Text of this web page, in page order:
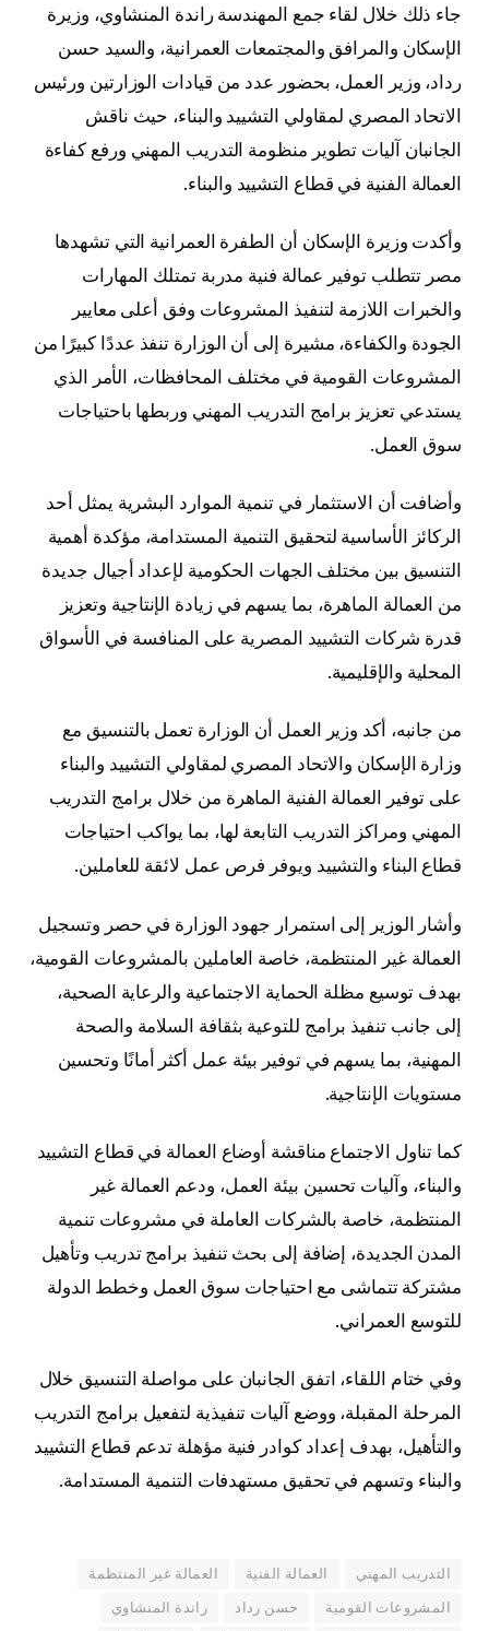
جاء ذلك خلال لقاء جمع المهندسة راندة المنشاوي، وزيرة
الإسكان والمرافق والمجتمعات العمرانية، والسيد حسن
رداد، وزير العمل، بحضور عدد من قيادات الوزارتين ورئيس
الاتحاد المصري لمقاولي التشييد والبناء، حيث ناقش
الجانبان آليات تطوير منظومة التدريب المهني ورفع كفاءة
العمالة الفنية في قطاع التشييد والبناء.
وأكدت وزيرة الإسكان أن الطفرة العمرانية التي تشهدها
مصر تتطلب توفير عمالة فنية مدربة تمتلك المهارات
والخبرات اللازمة لتنفيذ المشروعات وفق أعلى معايير
الجودة والكفاءة، مشيرة إلى أن الوزارة تنفذ عددًا كبيرًا من
المشروعات القومية في مختلف المحافظات، الأمر الذي
يستدعي تعزيز برامج التدريب المهني وربطها باحتياجات
سوق العمل.
وأضافت أن الاستثمار في تنمية الموارد البشرية يمثل أحد
الركائز الأساسية لتحقيق التنمية المستدامة، مؤكدة أهمية
التنسيق بين مختلف الجهات الحكومية لإعداد أجيال جديدة
من العمالة الماهرة، بما يسهم في زيادة الإنتاجية وتعزيز
قدرة شركات التشييد المصرية على المنافسة في الأسواق
المحلية والإقليمية.
من جانبه، أكد وزير العمل أن الوزارة تعمل بالتنسيق مع
وزارة الإسكان والاتحاد المصري لمقاولي التشييد والبناء
على توفير العمالة الفنية الماهرة من خلال برامج التدريب
المهني ومراكز التدريب التابعة لها، بما يواكب احتياجات
قطاع البناء والتشييد ويوفر فرص عمل لائقة للعاملين.
وأشار الوزير إلى استمرار جهود الوزارة في حصر وتسجيل
العمالة غير المنتظمة، خاصة العاملين بالمشروعات القومية،
بهدف توسيع مظلة الحماية الاجتماعية والرعاية الصحية،
إلى جانب تنفيذ برامج للتوعية بثقافة السلامة والصحة
المهنية، بما يسهم في توفير بيئة عمل أكثر أمانًا وتحسين
مستويات الإنتاجية.
كما تناول الاجتماع مناقشة أوضاع العمالة في قطاع التشييد
والبناء، وآليات تحسين بيئة العمل، ودعم العمالة غير
المنتظمة، خاصة بالشركات العاملة في مشروعات تنمية
المدن الجديدة، إضافة إلى بحث تنفيذ برامج تدريب وتأهيل
مشتركة تتماشى مع احتياجات سوق العمل وخطط الدولة
للتوسع العمراني.
وفي ختام اللقاء، اتفق الجانبان على مواصلة التنسيق خلال
المرحلة المقبلة، ووضع آليات تنفيذية لتفعيل برامج التدريب
والتأهيل، بهدف إعداد كوادر فنية مؤهلة تدعم قطاع التشييد
والبناء وتسهم في تحقيق مستهدفات التنمية المستدامة.
التدريب المهني العمالة الفنية العمالة غير المنتظمة
المشروعات القومية حسن رداد راندة المنشاوي